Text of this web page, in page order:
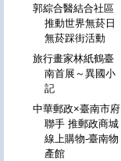
郭綜合醫結合社區
推動世界無菸日
無菸踩街活動
旅行畫家林紙鶴臺
南首展～異國小
記
中華郵政×臺南市府
聯手 推郵政商城
線上購物-臺南物
產館